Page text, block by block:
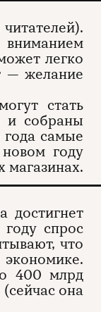
легко
— желание
стать
и собраны
самые
году
магазинах.
достигнет
спрос
что
400 млрд
она